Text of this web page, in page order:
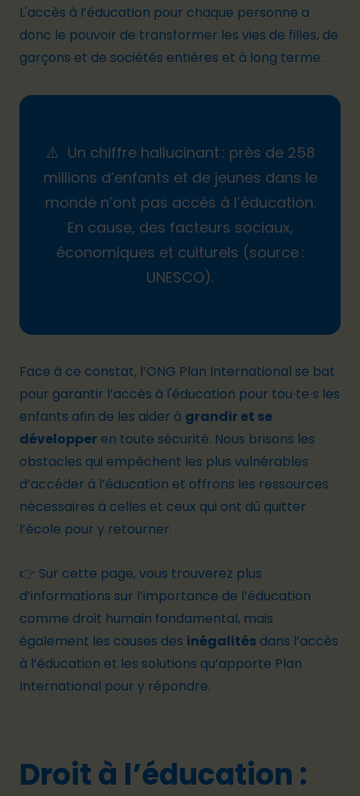
L'accès à l’éducation pour chaque personne a
donc le pouvoir de transformer les vies de filles, de
garçons et de sociétés entières et à long terme.
⚠️ Un chiffre hallucinant : près de 258
millions d’enfants et de jeunes dans le
monde n’ont pas accès à l’éducation.
En cause, des facteurs sociaux,
économiques et culturels (source :
UNESCO).
Face à ce constat, l’ONG Plan International se bat
pour garantir l’accès à l'éducation pour tou∙te∙s les
enfants afin de les aider à grandir et se
développer en toute sécurité. Nous brisons les
obstacles qui empêchent les plus vulnérables
d’accéder à l’éducation et offrons les ressources
nécessaires à celles et ceux qui ont dû quitter
l’école pour y retourner.
👉 Sur cette page, vous trouverez plus
d’informations sur l’importance de l’éducation
comme droit humain fondamental, mais
également les causes des inégalités dans l’accès
à l’éducation et les solutions qu’apporte Plan
International pour y répondre.
Droit à l’éducation :